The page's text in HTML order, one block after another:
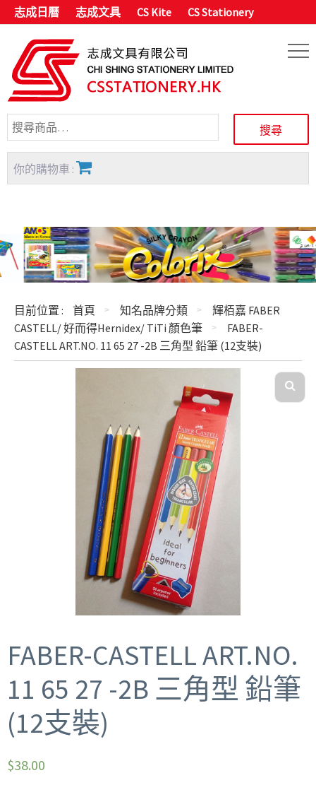
志成日曆 志成文具 CS Kite CS Stationery
你的購物車 :
目前位置 : 首頁 知名品牌分類
輝栢嘉 FABER
CASTELL/ 好而得Hernidex/ TiTi 顏色筆
FABER-
CASTELL ART.NO. 11 65 27 -2B 三角型 鉛筆 (12支裝)
FABER-CASTELL ART.NO.
11 65 27 -2B 三角型 鉛筆
(12支裝)
$38.00